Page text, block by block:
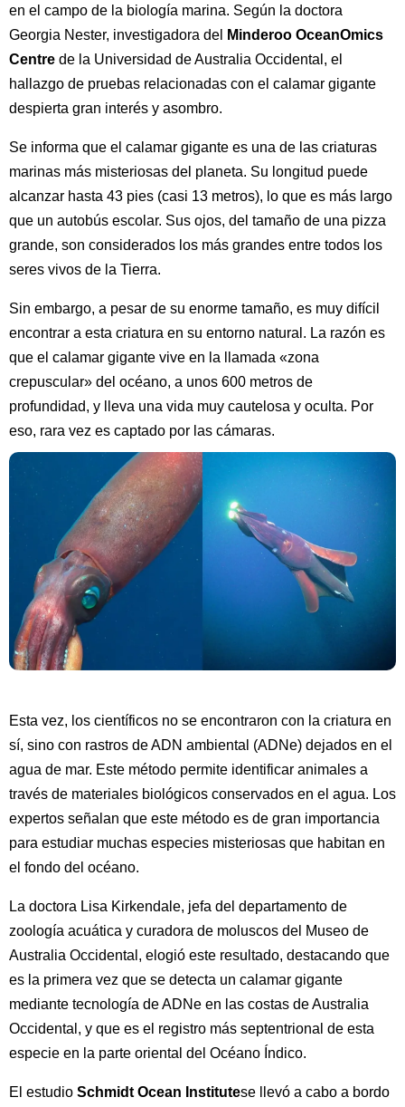
en el campo de la biología marina. Según la doctora
Georgia Nester, investigadora del
Minderoo OceanOmics
Centre de la Universidad de Australia Occidental, el
hallazgo de pruebas relacionadas con el calamar gigante
despierta gran interés y asombro.
Se informa que el calamar gigante es una de las criaturas
marinas más misteriosas del planeta. Su longitud puede
alcanzar hasta 43 pies (casi 13 metros), lo que es más largo
que un autobús escolar. Sus ojos, del tamaño de una pizza
grande, son considerados los más grandes entre todos los
seres vivos de la Tierra.
Sin embargo, a pesar de su enorme tamaño, es muy difícil
encontrar a esta criatura en su entorno natural. La razón es
que el calamar gigante vive en la llamada «zona
crepuscular» del océano, a unos 600 metros de
profundidad, y lleva una vida muy cautelosa y oculta. Por
eso, rara vez es captado por las cámaras.
Esta vez, los científicos no se encontraron con la criatura en
sí, sino con rastros de ADN ambiental (ADNe) dejados en el
agua de mar. Este método permite identificar animales a
través de materiales biológicos conservados en el agua. Los
expertos señalan que este método es de gran importancia
para estudiar muchas especies misteriosas que habitan en
el fondo del océano.
La doctora Lisa Kirkendale, jefa del departamento de
zoología acuática y curadora de moluscos del Museo de
Australia Occidental, elogió este resultado, destacando que
es la primera vez que se detecta un calamar gigante
mediante tecnología de ADNe en las costas de Australia
Occidental, y que es el registro más septentrional de esta
especie en la parte oriental del Océano Índico.
El estudio Schmidt Ocean Institutese llevó a cabo a bordo